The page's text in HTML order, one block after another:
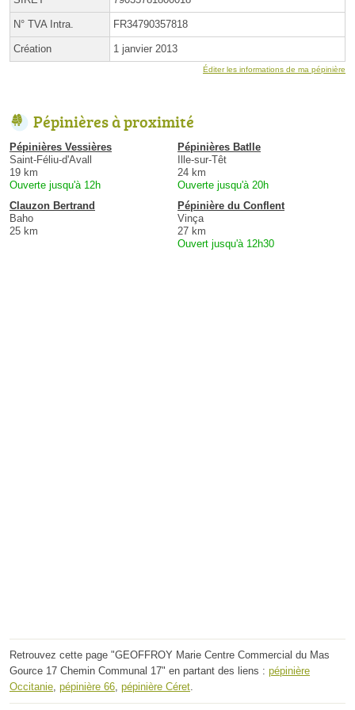
N° TVA Intra. FR34790357818
Création 1 janvier 2013
Éditer les informations de ma pépinière
Pépinières à proximité
Pépinières Vessières
Saint-Féliu-d'Avall
19 km
Ouverte jusqu'à 12h
Pépinières Batlle
Ille-sur-Têt
24 km
Ouverte jusqu'à 20h
Clauzon Bertrand
Baho
25 km
Pépinière du Conflent
Vinça
27 km
Ouvert jusqu'à 12h30
Retrouvez cette page "GEOFFROY Marie Centre Commercial du Mas
Gource 17 Chemin Communal 17" en partant des liens : pépinière
Occitanie pépinière 66 pépinière Céret